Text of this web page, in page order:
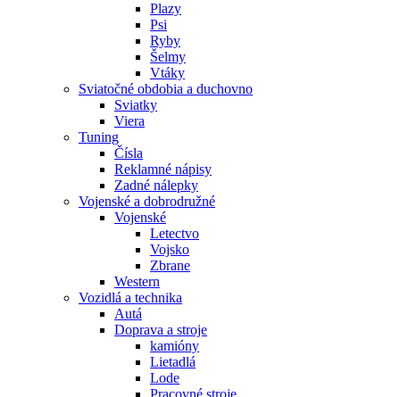
Plazy
Psi
Ryby
Šelmy
Vtáky
Sviatočné obdobia a duchovno
Sviatky
Viera
Tuning
Čísla
Reklamné nápisy
Zadné nálepky
Vojenské a dobrodružné
Vojenské
Letectvo
Vojsko
Zbrane
Western
Vozidlá a technika
Autá
Doprava a stroje
kamióny
Lietadlá
Lode
Pracovné stroje